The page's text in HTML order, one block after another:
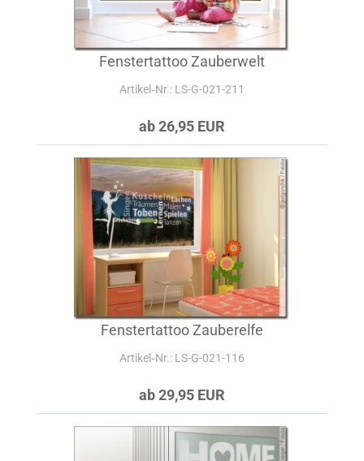
Fenstertattoo Zauberwelt
Artikel‑Nr.: LS-G-021-211
ab 26,95 EUR
Fenstertattoo Zauberelfe
Artikel‑Nr.: LS-G-021-116
ab 29,95 EUR